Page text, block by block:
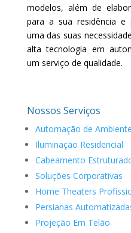
modelos, além de
para a sua residência e
uma das suas
alta tecnologia em
um serviço de qualidade.
Nossos Serviços
Automação de
Iluminação Residencial
Cabeamento
Soluções Corporativas
Home Theaters
Persianas
Projeção Em Telão